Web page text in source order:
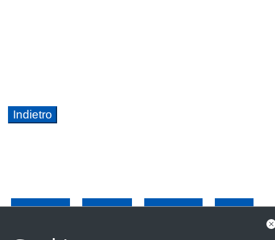
Basilicata Calabria Campania
Puglia
Sicilia